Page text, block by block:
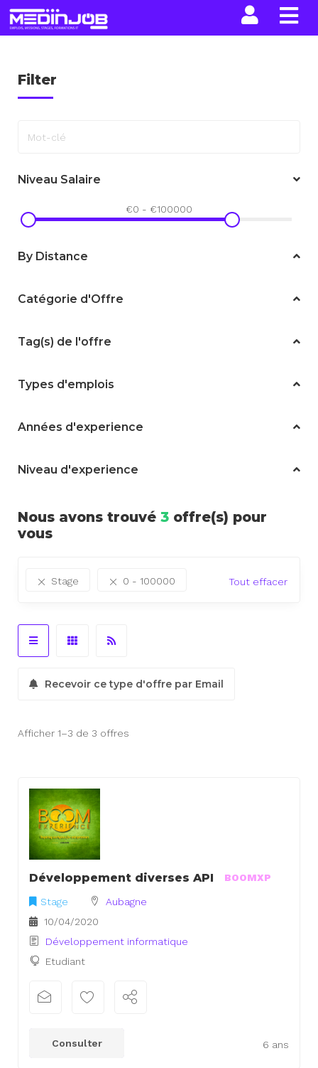
Filter
Niveau Salaire
€0 - €100000
By Distance
Catégorie d'Offre
Tag(s) de l'offre
Types d'emplois
Années d'experience
Niveau d'experience
Nous avons trouvé 3 offre(s) pour
vous
Stage 0 - 100000 Tout effacer
Recevoir ce type d'offre par Email
Afficher 1–3 de 3 offres
Développement diverses API BOOMXP
Stage
Aubagne
10/04/2020
Développement informatique
Etudiant
6 ans
Consulter